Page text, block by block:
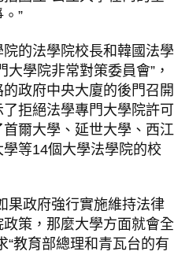
”
的法學院校長和韓國法學
學院非常對策委員會”，
政府中央大廈的後門召開
拒絕法學專門大學院許可
爾大學、延世大學、西江
等14個大學法學院的校
果政府強行實施維持法律
策，那麼大學方面就會全
“教育部總理和青瓦台的有